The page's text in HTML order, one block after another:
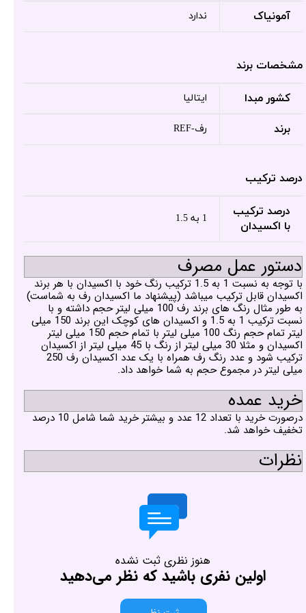
آمونیاک ندارد
مشخصات برند
کشور مبدا ایتالیا
برند رف-REF
درصد ترکیب
درصد ترکیب
با اکسیدان
1 به 1.5
دستور عمل مصرف
با توجه به نسبت 1 به 1.5 ترکیب رنگ خود با اکسیدان با هر برند
اکسیدان قابل ترکیب میباشد (پیشنهاد ما اکسیدان رف به شماست)
به طور مثال رنگ های برند رف 100 میلی لیتر حجم داشته و با
نسبت ترکیب 1 به 1.5 و اکسیدان های کوچک این برند 150 میلی
لیتر تمام حجم رنگ 100 میلی لیتر با تمام حجم 150 میلی لیتر
اکسیدان و مثلا 30 میلی لیتر از رنگ با 45 میلی لیتر از اکسیدان
ترکیب شود و عدد رنگ رف همراه با یک عدد اکسیدان رف 250
میلی لیتر در مجموع حجم به شما خواهد داد.
خرید عمده
درصورت خرید با تعداد 12 عدد و بیشتر خرید شما شامل 10 درصد
تخفیف خواهد شد.
نظرات
هنوز نظری ثبت نشده
اولین نفری باشید که نظر می‌دهید